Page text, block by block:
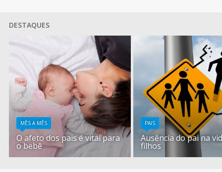
DESTAQUES
MÊS A MÊS
O afeto dos pais é vital para
o bebê
PAIS
Ausência do pai na
filhos